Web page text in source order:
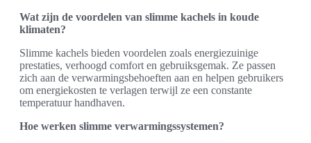
Wat zijn de voordelen van slimme kachels in koude
klimaten?
Slimme kachels bieden voordelen zoals energiezuinige
prestaties, verhoogd comfort en gebruiksgemak. Ze passen
zich aan de verwarmingsbehoeften aan en helpen gebruikers
om energiekosten te verlagen terwijl ze een constante
temperatuur handhaven.
Hoe werken slimme verwarmingssystemen?